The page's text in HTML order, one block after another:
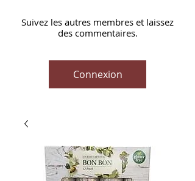
Suivez les autres membres et laissez
des commentaires.
Connexion